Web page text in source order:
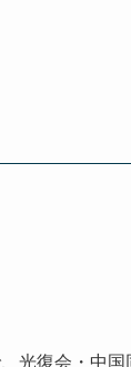
光復会・中